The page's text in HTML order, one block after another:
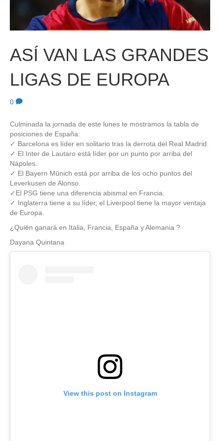
ASÍ VAN LAS GRANDES
LIGAS DE EUROPA
0
Culminada la jornada de este lunes te mostramos la tabla de
posiciones de España:
✓ Barcelona es líder en solitario tras la derrota del Real Madrid.
✓ El Inter de Lautaro está líder por un punto por arriba del
Nápoles.
✓ El Bayern Münich está por arriba de los ocho puntos del
Leverkusen de Alonso.
✓El PSG tiene una diferencia abismal en Francia.
✓ Inglaterra tiene a su líder, el Liverpool tiene la mayor ventaja
de Europa.
¿Quién ganará en Italia, Francia, España y Alemania ?
Dayana Quintana
View this post on Instagram